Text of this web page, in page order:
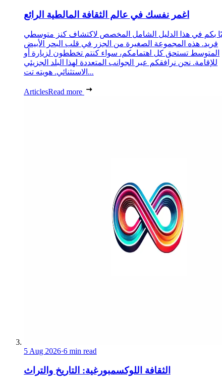
اغمر نفسك في عالم الثقافة المالطية الرائع
بكم في هذا الدليل الشامل المخصص لاكتشاف كنز متوسطي
فريد. هذه المجموعة الصغيرة من الجزر في قلب البحر الأبيض
المتوسط تستحق كل اهتمامكم، سواء كنتم تخططون لزيارة أو
للإقامة. نحن نرافقكم عبر الجوانب المتعددة لهذا البلد الجزيئي
الاستثنائي. هويته تت...
ArticlesRead more
5 Aug 2026·6 min read
الثقافة اللوكسمبورغية: التاريخ والتراث